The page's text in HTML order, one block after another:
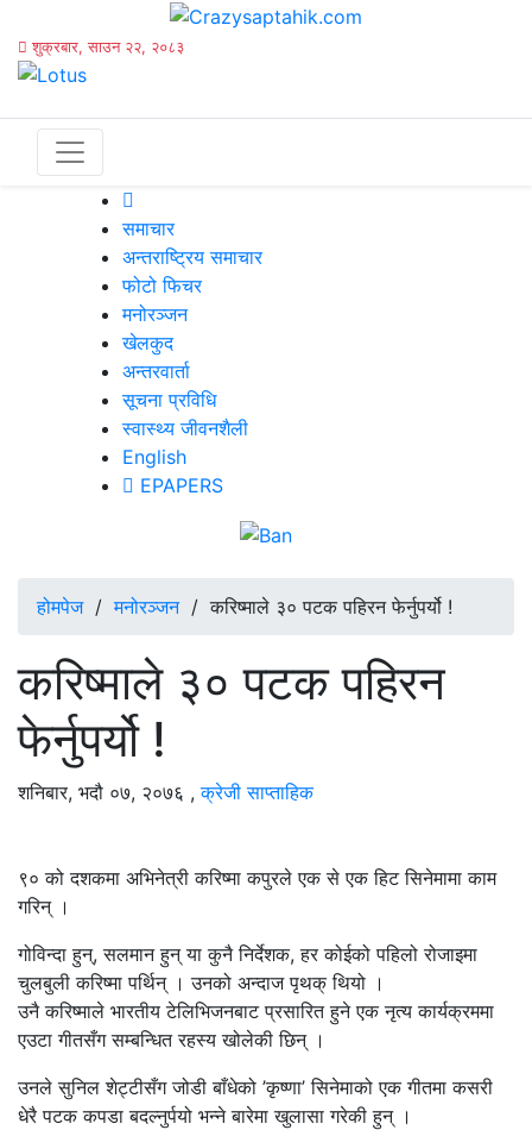
शुक्रबार, साउन २२, २०८३
समाचार
अन्तराष्ट्रिय समाचार
फोटो फिचर
मनोरञ्जन
खेलकुद
अन्तरवार्ता
सूचना प्रविधि
स्वास्थ्य जीवनशैली
English
EPAPERS
होमपेज/मनोरञ्जन/करिष्माले ३० पटक पहिरन फेर्नुपर्यो !
करिष्माले ३० पटक पहिरन
फेर्नुपर्यो !
शनिबार, भदौ ०७, २०७६ ,क्रेजी साप्ताहिक
९० को दशकमा अभिनेत्री करिष्मा कपुरले एक से एक हिट सिनेमामा काम
गरिन् ।
गोविन्दा हुन्, सलमान हुन् या कुनै निर्देशक, हर कोईको पहिलो रोजाइमा
चुलबुली करिष्मा पर्थिन् । उनको अन्दाज पृथक् थियो ।
उनै करिष्माले भारतीय टेलिभिजनबाट प्रसारित हुने एक नृत्य कार्यक्रममा
एउटा गीतसँग सम्बन्धित रहस्य खोलेकी छिन् ।
उनले सुनिल शेट्टीसँग जोडी बाँधेको ’कृष्णा’ सिनेमाको एक गीतमा कसरी
धेरै पटक कपडा बदल्नुर्पयो भन्ने बारेमा खुलासा गरेकी हुन् ।